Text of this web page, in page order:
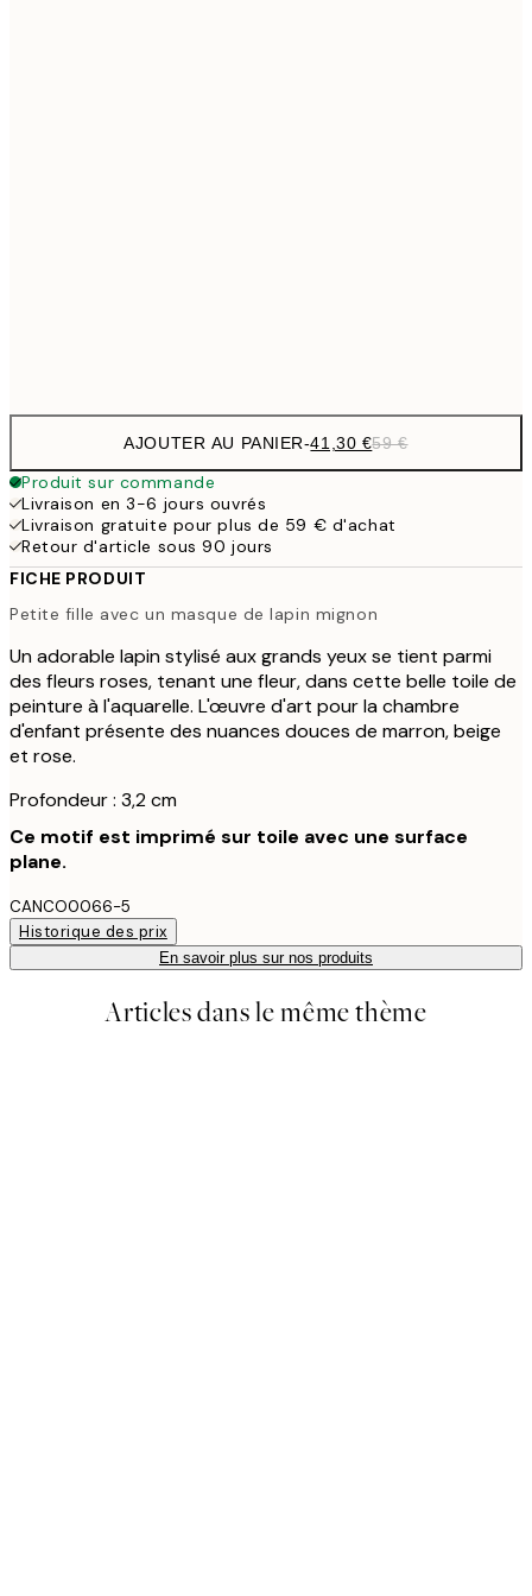
AJOUTER AU PANIER-41,30 €59 €
Produit sur commande
Livraison en 3-6 jours ouvrés
Livraison gratuite pour plus de 59 € d'achat
Retour d'article sous 90 jours
FICHE PRODUIT
Petite fille avec un masque de lapin mignon
Un adorable lapin stylisé aux grands yeux se tient parmi
des fleurs roses, tenant une fleur, dans cette belle toile de
peinture à l'aquarelle. L'œuvre d'art pour la chambre
d'enfant présente des nuances douces de marron, beige
et rose.
Profondeur : 3,2 cm
Ce motif est imprimé sur toile avec une surface
plane.
CANCO0066-5
Historique des prix
En savoir plus sur nos produits
Articles dans le même thème